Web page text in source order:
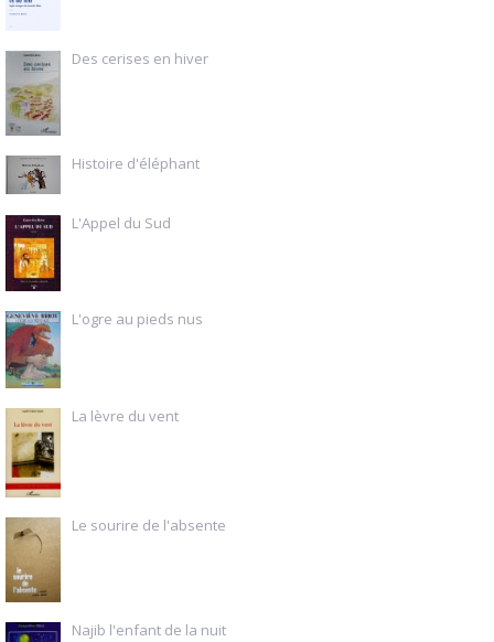
Des cerises en hiver
Histoire d'éléphant
L'Appel du Sud
L'ogre au pieds nus
La lèvre du vent
Le sourire de l'absente
Najib l'enfant de la nuit